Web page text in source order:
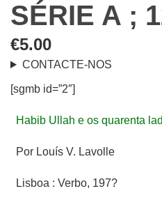
SÉRIE A ;
€5.00
CONTACTE-NOS
[sgmb id=”2″]
Habib Ullah e os quarenta
Por Louís V. Lavolle
Lisboa : Verbo, 197?